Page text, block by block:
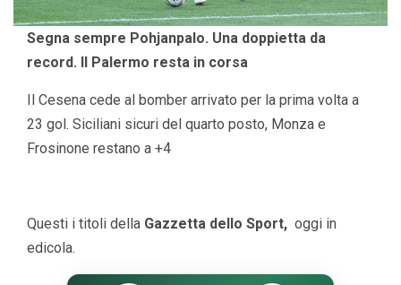
Segna sempre Pohjanpalo. Una doppietta da
record. Il Palermo resta in corsa
Il Cesena cede al bomber arrivato per la prima volta a
23 gol. Siciliani sicuri del quarto posto, Monza e
Frosinone restano a +4
Questi i titoli della Gazzetta dello Sport, oggi in
edicola.